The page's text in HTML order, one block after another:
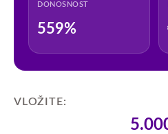
VLOŽITE:
DONOSNOST
559%